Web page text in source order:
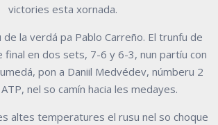
victories esta xornada.
la verdá pa Pablo Carreño. El trunfu de
final en dos sets, 7-6 y 6-3, nun partíu con
pon a Daniil Medvédev, númberu 2
nel so camín hacia les medayes.
altes temperatures el rusu nel so choque